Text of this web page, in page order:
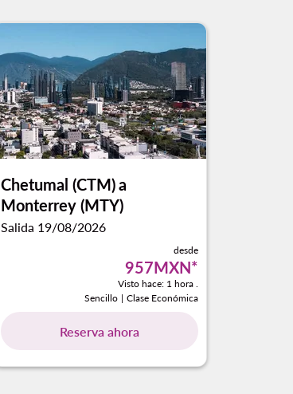
Chetumal (CTM)a
Monterrey (MTY)
Salida 19/08/2026
desde
957MXN*
Visto hace: 1 hora .
Sencillo | Clase Económica
Reserva ahora